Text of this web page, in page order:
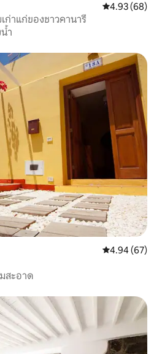
คะแนนเฉลี่ย
4.93 (68)
ก่าแก่ของชาวคานารี
ำ
คะแนนเฉลี่ย
4.94 (67)
สะอาด